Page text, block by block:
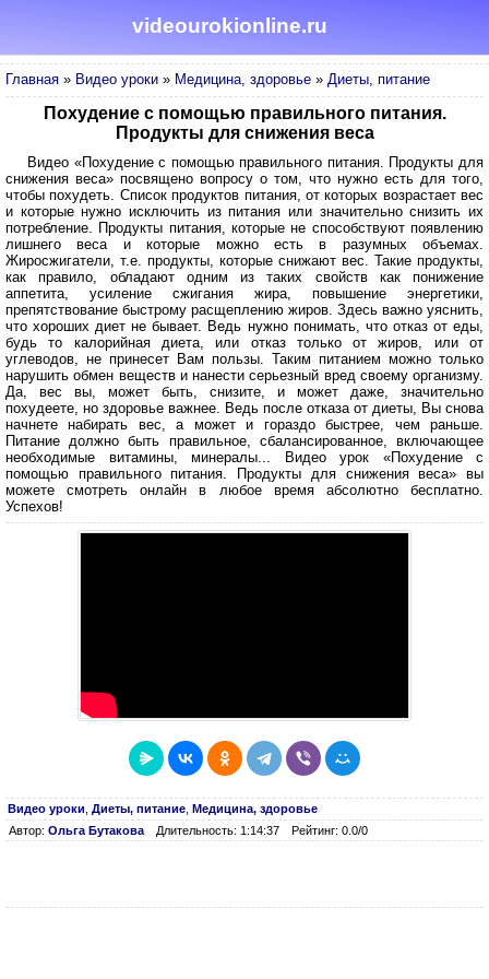
videourokionline.ru
Главная » Видео уроки » Медицина, здоровье » Диеты, питание
Похудение с помощью правильного питания.
Продукты для снижения веса
Видео «Похудение с помощью правильного питания. Продукты для
снижения веса» посвящено вопросу о том, что нужно есть для того,
чтобы похудеть. Список продуктов питания, от которых возрастает вес
и которые нужно исключить из питания или значительно снизить их
потребление. Продукты питания, которые не способствуют появлению
лишнего веса и которые можно есть в разумных объемах.
Жиросжигатели, т.е. продукты, которые снижают вес. Такие продукты,
как правило, обладают одним из таких свойств как понижение
аппетита, усиление сжигания жира, повышение энергетики,
препятствование быстрому расщеплению жиров. Здесь важно уяснить,
что хороших диет не бывает. Ведь нужно понимать, что отказ от еды,
будь то калорийная диета, или отказ только от жиров, или от
углеводов, не принесет Вам пользы. Таким питанием можно только
нарушить обмен веществ и нанести серьезный вред своему организму.
Да, вес вы, может быть, снизите, и может даже, значительно
похудеете, но здоровье важнее. Ведь после отказа от диеты, Вы снова
начнете набирать вес, а может и гораздо быстрее, чем раньше.
Питание должно быть правильное, сбалансированное, включающее
необходимые витамины, минералы... Видео урок «Похудение с
помощью правильного питания. Продукты для снижения веса» вы
можете смотреть онлайн в любое время абсолютно бесплатно.
Успехов!
Видео уроки Диеты, питание Медицина, здоровье
Автор: Ольга Бутакова Длительность: 1:14:37 Рейтинг: 0.0/0